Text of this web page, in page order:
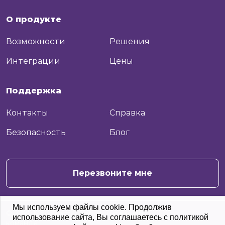
О продукте
Возможности Решения
Интеграции Цены
Поддержка
Контакты Справка
Безопасность Блог
+7
Перезвоните мне
© 2026 Moo.Team. С заботой о вашей
Мы используем файлы cookie. Продолжив
использование сайта, Вы соглашаетесь с политикой